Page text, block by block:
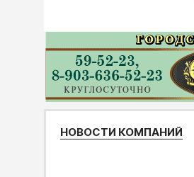
НОВОСТИ КОМПАНИЙ